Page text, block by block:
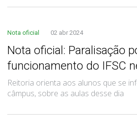
Nota oficial 02 abr 2024
Nota oficial: Paralisação
funcionamento do IFSC
Reitoria orienta aos alunos que se
câmpus, sobre as aulas desse dia